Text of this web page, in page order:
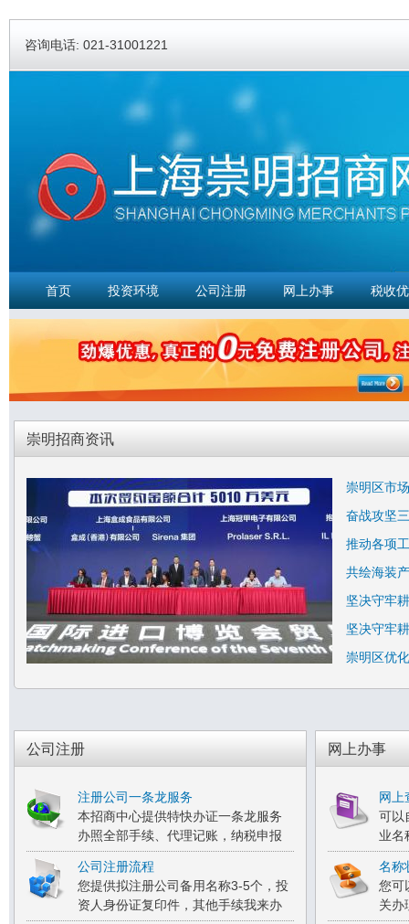
咨询电话: 021-31001221
首页 投资环境 公司注册 网上办事 税收
崇明招商资讯
崇明区市
奋战攻坚
推动各项
共绘海装
坚决守牢
坚决守牢
崇明区优
公司注册
注册公司一条龙服务
本招商中心提供特快办证一条龙服务
办照全部手续、代理记账，纳税申报
公司注册流程
您提供拟注册公司备用名称3-5个，投
资人身份证复印件，其他手续我来办
网上办事
网上
可以
业名
名称
您可
关办